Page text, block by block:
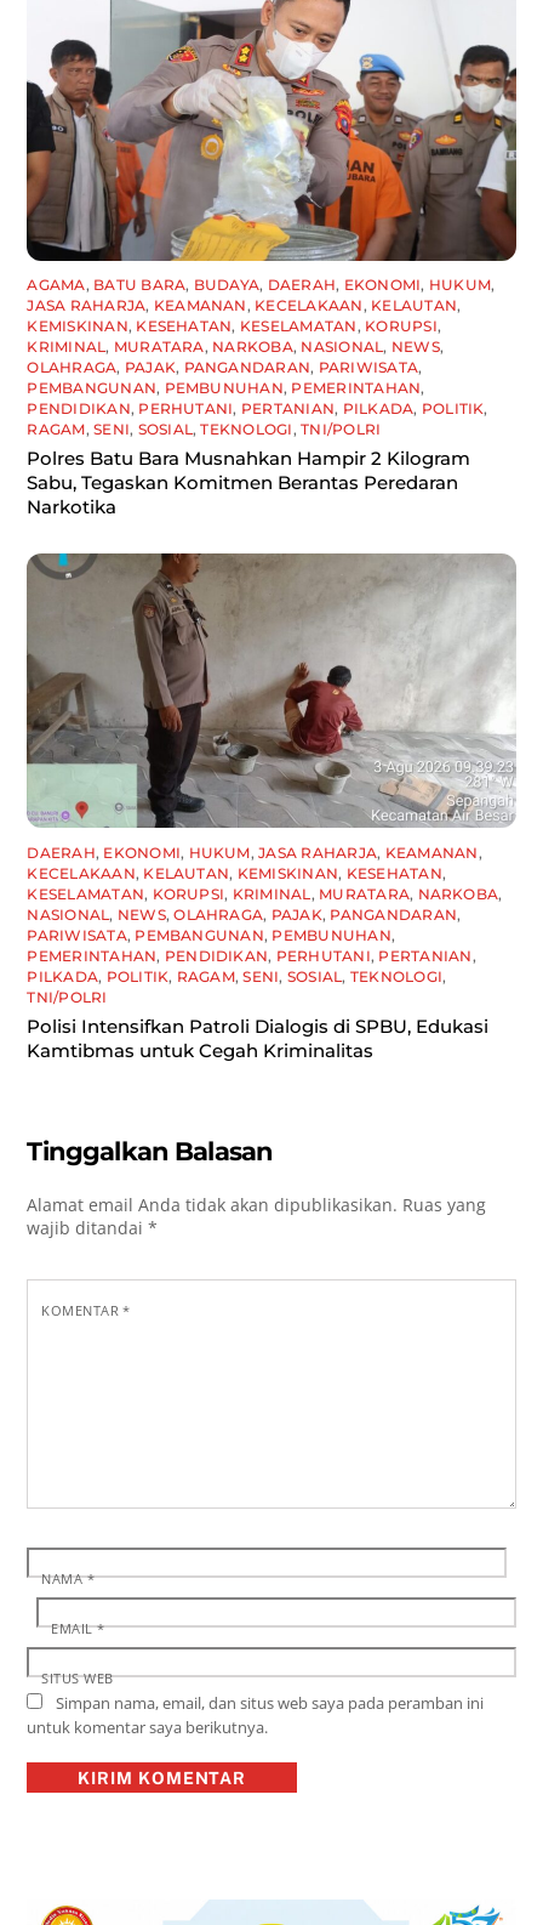
AGAMA, BATU BARA, BUDAYA, DAERAH, EKONOMI, HUKUM,
JASA RAHARJA, KEAMANAN, KECELAKAAN, KELAUTAN,
KEMISKINAN, KESEHATAN, KESELAMATAN, KORUPSI,
KRIMINAL, MURATARA, NARKOBA, NASIONAL, NEWS,
OLAHRAGA, PAJAK, PANGANDARAN, PARIWISATA,
PEMBANGUNAN, PEMBUNUHAN, PEMERINTAHAN,
PENDIDIKAN, PERHUTANI, PERTANIAN, PILKADA, POLITIK,
RAGAM,SENI, SOSIAL,TEKNOLOGI,TNI/POLRI
Polres Batu Bara Musnahkan Hampir 2 Kilogram
Sabu, Tegaskan Komitmen Berantas Peredaran
Narkotika
DAERAH, EKONOMI, HUKUM,JASA RAHARJA, KEAMANAN ,
KECELAKAAN, KELAUTAN, KEMISKINAN, KESEHATAN,
KESELAMATAN, KORUPSI, KRIMINAL , MURATARA, NARKOBA,
NASIONAL , NEWS,OLAHRAGA, PAJAK, PANGANDARAN,
PARIWISATA, PEMBANGUNAN, PEMBUNUHAN,
PEMERINTAHAN, PENDIDIKAN, PERHUTANI, PERTANIAN ,
PILKADA, POLITIK, RAGAM,SENI, SOSIAL , TEKNOLOGI,
TNI/POLRI
Polisi Intensifkan Patroli Dialogis di SPBU, Edukasi
Kamtibmas untuk Cegah Kriminalitas
Tinggalkan Balasan
Alamat email Anda tidak akan dipublikasikan. Ruas yang
wajib ditandai*
KOMENTAR*
NAMA*
EMAIL*
SITUS WEB
Simpan nama, email, dan situs web saya pada peramban ini
untuk komentar saya berikutnya.